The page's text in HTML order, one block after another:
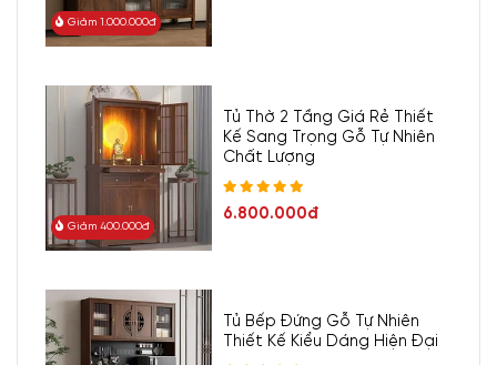
Giảm 1.000.000đ
Giảm 400.000đ
Tủ Thờ 2 Tầng Giá Rẻ Thiết
Kế Sang Trọng Gỗ Tự Nhiên
Chất Lượng
6.800.000đ
Tủ Bếp Đứng Gỗ Tự Nhiên
Thiết Kế Kiểu Dáng Hiện Đại